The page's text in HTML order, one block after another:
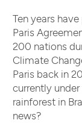
Ten years
Paris
200 nations
Climate
Paris back in
currently
rainforest in
news?